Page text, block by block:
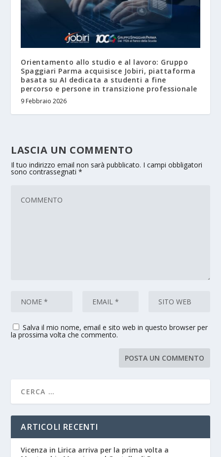
Orientamento allo studio e al lavoro: Gruppo
Spaggiari Parma acquisisce Jobiri, piattaforma
basata su AI dedicata a studenti a fine
percorso e persone in transizione professionale
9 Febbraio 2026
LASCIA UN COMMENTO
Il tuo indirizzo email non sarà pubblicato. I campi obbligatori
sono contrassegnati*
Salva il mio nome, email e sito web in questo browser per
la prossima volta che commento.
ARTICOLI RECENTI
Vicenza in Lirica arriva per la prima volta a